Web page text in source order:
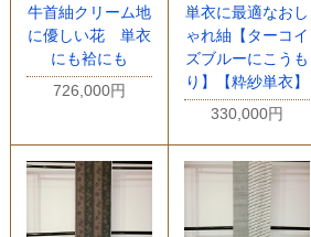
牛首紬クリーム地
に優しい花 単衣
にも袷にも
726,000円
単衣に最適なおし
ゃれ紬【ターコイ
ズブルーにこうも
り】【粋紗単衣】
330,000円